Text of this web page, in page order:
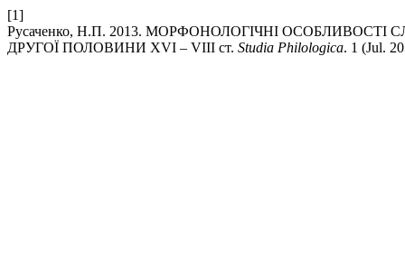
[1]
Русаченко, Н.П. 2013. МОРФОНОЛОГІЧНІ
ДРУГОЇ ПОЛОВИНИ XVI – VIII ст. Studia Philologica. 1 (Jul.